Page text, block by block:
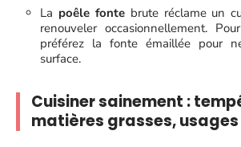
La poêle fontebrute réclame un
renouveler occasionnellement.
préférez la fonte émaillée pour
surface.
Cuisiner sainement :
matières grasses,